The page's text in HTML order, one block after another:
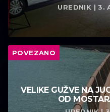
UREDNIK | 3.
POVEZANO
VELIKE GUŽVE NA
OD